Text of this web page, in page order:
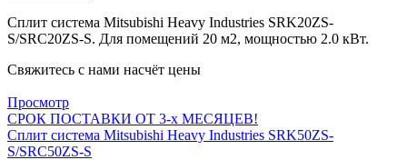
Сплит система Mitsubishi Heavy Industries SRK20ZS-
S/SRC20ZS-S. Для помещений 20 м2, мощностью 2.0 кВт.
Свяжитесь с нами насчёт цены
Просмотр
СРОК ПОСТАВКИ ОТ 3-х МЕСЯЦЕВ!
Сплит система Mitsubishi Heavy Industries SRK50ZS-
S/SRC50ZS-S